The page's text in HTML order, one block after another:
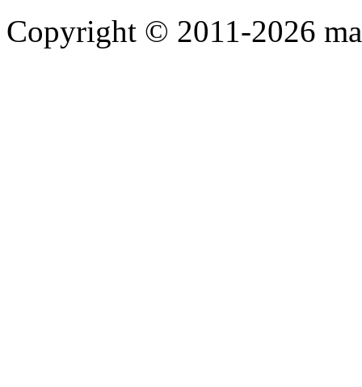
Copyright © 2011-2026